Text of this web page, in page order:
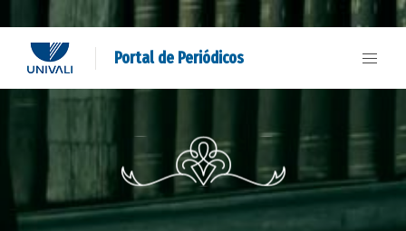
Portal de Periódicos